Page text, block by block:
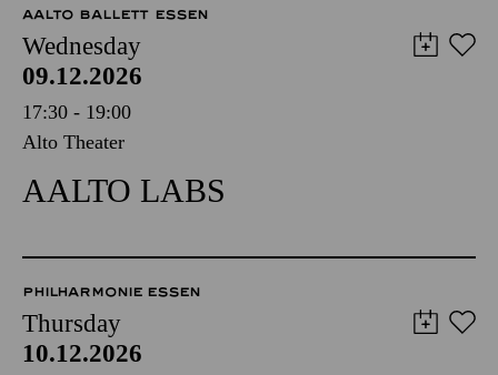
AALTO BALLETT ESSEN
Wednesday
09.12.2026
17:30 - 19:00
Alto Theater
AALTO LABS
PHILHARMONIE ESSEN
Thursday
10.12.2026